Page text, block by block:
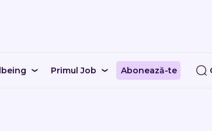
Primul Job Abonează-te